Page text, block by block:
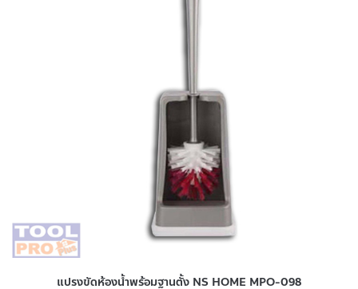
แปรงขัดห้องน้ำพร้อมฐานตั้ง NS HOME MPO-098